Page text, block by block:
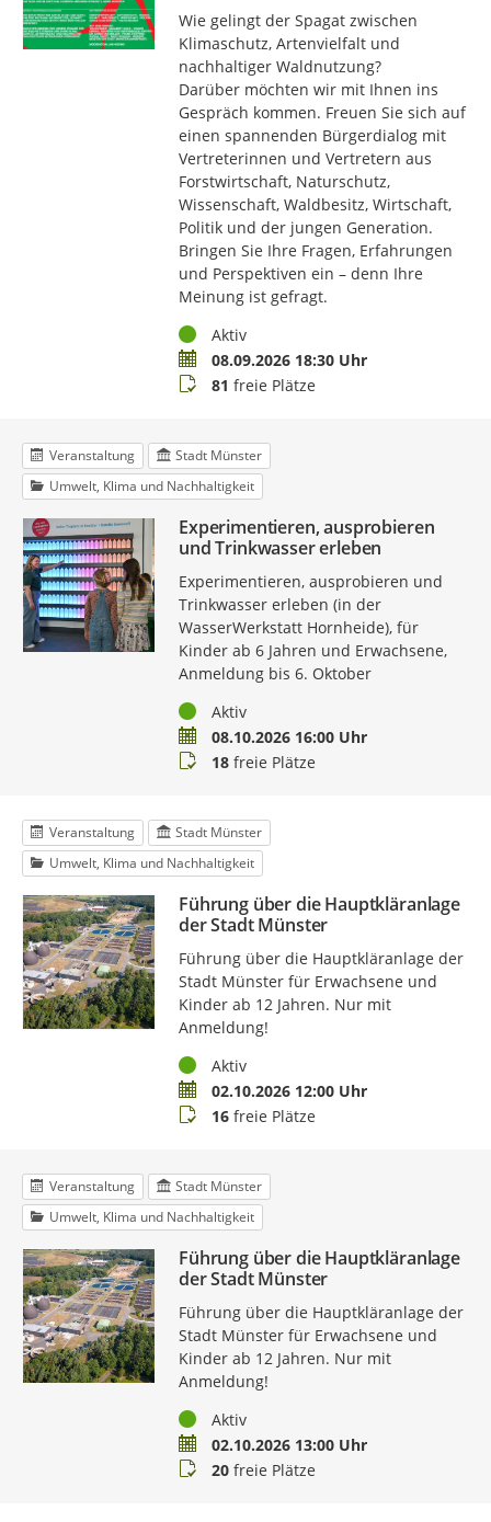
Wie gelingt der Spagat zwischen
Klimaschutz, Artenvielfalt und
nachhaltiger Waldnutzung?
Darüber möchten wir mit Ihnen ins
Gespräch kommen. Freuen Sie sich auf
einen spannenden Bürgerdialog mit
Vertreterinnen und Vertretern aus
Forstwirtschaft, Naturschutz,
Wissenschaft, Waldbesitz, Wirtschaft,
Politik und der jungen Generation.
Bringen Sie Ihre Fragen, Erfahrungen
und Perspektiven ein – denn Ihre
Meinung ist gefragt.
StatusAktiv
Termin08.09.2026 18:30 Uhr
Buchungsstatus
81 freie Plätze
Veranstaltung
Stadt Münster
Umwelt, Klima und Nachhaltigkeit
Experimentieren, ausprobieren
und Trinkwasser erleben
Experimentieren, ausprobieren und
Trinkwasser erleben (in der
WasserWerkstatt Hornheide), für
Kinder ab 6 Jahren und Erwachsene,
Anmeldung bis 6. Oktober
StatusAktiv
Termin08.10.2026 16:00 Uhr
Buchungsstatus
18freie Plätze
Veranstaltung
Stadt Münster
Umwelt, Klima und Nachhaltigkeit
Führung über die Hauptkläranlage
der Stadt Münster
Führung über die Hauptkläranlage der
Stadt Münster für Erwachsene und
Kinder ab 12 Jahren. Nur mit
Anmeldung!
StatusAktiv
Termin02.10.2026 12:00 Uhr
Buchungsstatus
16freie Plätze
Veranstaltung
Stadt Münster
Umwelt, Klima und Nachhaltigkeit
Führung über die Hauptkläranlage
der Stadt Münster
Führung über die Hauptkläranlage der
Stadt Münster für Erwachsene und
Kinder ab 12 Jahren. Nur mit
Anmeldung!
StatusAktiv
Termin02.10.2026 13:00 Uhr
Buchungsstatus
20freie Plätze